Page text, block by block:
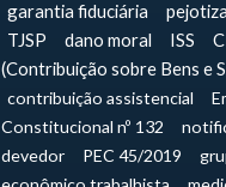
garantia fiduciária
TJSP
dano moral ISS
(Contribuição sobre Bens e
contribuição assistencial
Constitucional nº 132
devedor
PEC 45/2019